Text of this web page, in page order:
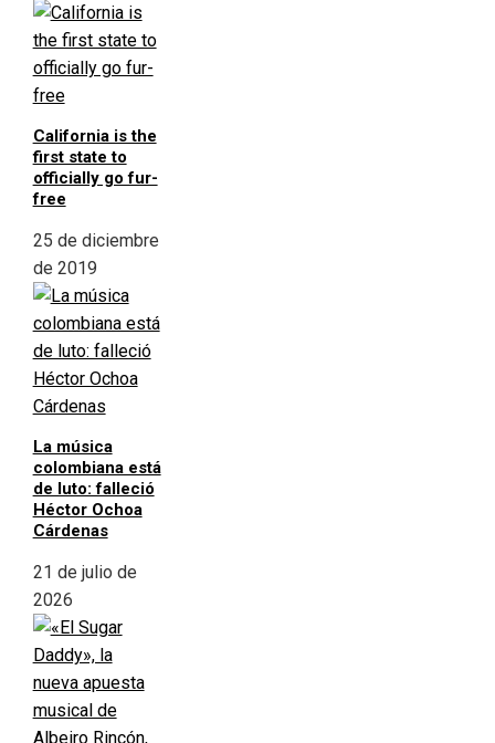
California is the
first state to
officially go fur-
free
25 de diciembre
de 2019
La música
colombiana está
de luto: falleció
Héctor Ochoa
Cárdenas
21 de julio de
2026